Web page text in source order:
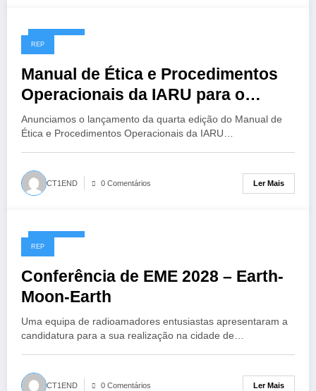
14/07/2026
REP
Manual de Ética e Procedimentos
Operacionais da IARU para o
Radioamador, 4ª Edição
Anunciamos o lançamento da quarta edição do Manual de
Ética e Procedimentos Operacionais da IARU…
CT1END 0 Comentários Ler Mais
13/07/2026
REP
Conferência de EME 2028 – Earth-
Moon-Earth
Uma equipa de radioamadores entusiastas apresentaram a
candidatura para a sua realização na cidade de…
CT1END 0 Comentários Ler Mais